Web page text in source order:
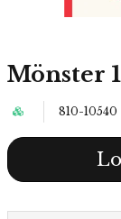
Mönster
810-10540